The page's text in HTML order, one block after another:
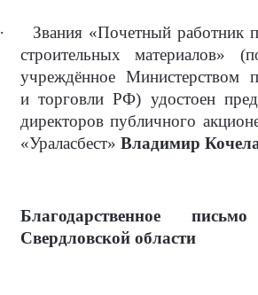
·
Звания «Почетный работник
строительных материалов»
учреждённое Министерством
и торговли РФ) удостоен
директоров публичного
«Ураласбест» Владимир
Благодарственное
Свердловской области